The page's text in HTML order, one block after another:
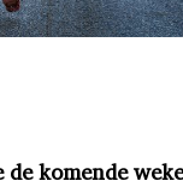
komende